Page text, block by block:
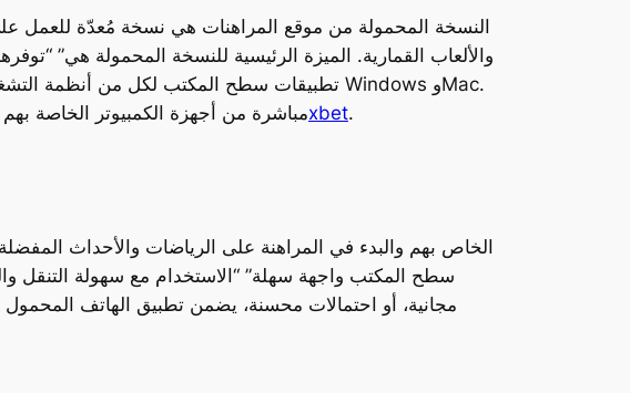
النسخة المحمولة من موقع المراهنات هي نسخة مُعدّة للعمل
والألعاب القمارية. الميزة الرئيسية للنسخة المحمولة هي”
توفر هذه التطبيقات طريقة مريحة وفعالة للمستخدمين للوصول إلى منصة 1xBet مباشرة من أجهزة الكمبيوتر الخاصة بهمتنزيل برنامج 1xbet.
سطح المكتب واجهة سهلة” “الاستخدام مع سهولة التنقل
مجانية، أو احتمالات محسنة، يضمن تطبيق الهاتف